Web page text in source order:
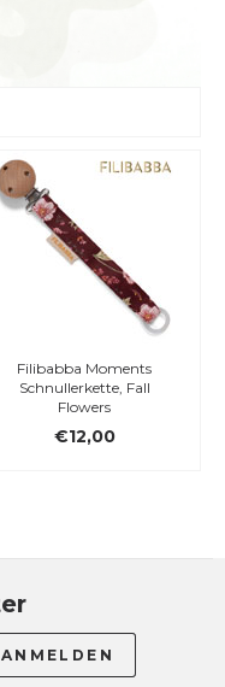
Filibabba Moments
Schnullerkette, Fall
Flowers
€12,00